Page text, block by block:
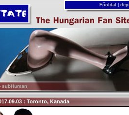
Főoldal
: Toronto, Kanada